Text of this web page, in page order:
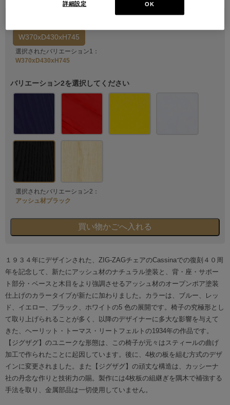
W370xD430xH745
選択されたバリエーション1：
W370xD430xH745
バリエーション2を選択してください
選択されたバリエーション2：
アッシュ材ブラック
１９３４年にデザインされた、ZIG-ZAGチェアのCassinaでの復刻４０周
年を記念して、新たにアッシュ材のナチュラル塗装と、背・座・サポー
ト部分・ベースと木目をより強調させるアッシュ材のオープンポア塗装
仕上げのカラータイプが新たに加わりました。カラーは、ブルー、レッ
ド、イエロー、ブラック、ホワイトの5 色の展開です。椅子の究極形とし
て取り上げられることが多く、以降のデザイナーに多大な影響を与えて
きた、ヘーリット・トーマス・リートフェルトの1934年の作品です。
【ジグザグ】のユニークな形態は、この椅子が元々はスティールの曲げ
加工で作られたことに起因しています。後に、4枚の板を組む方式のデザ
インに変更されました。また【ジグザグ】の頑丈な構造は、カッシーナ
社の丹念な作りと技術力の賜。製作には4枚板の組継ぎを隅木で補強する
手法を取り、金属部品は一切使用していません。
OK
詳細設定